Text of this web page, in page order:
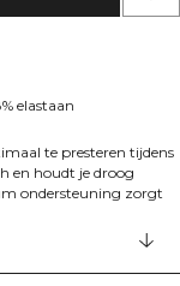
elastaan
te presteren tijdens
en houdt je droog
ondersteuning zorgt
en het breiwerk zorgen
SWEATTECH™-
op de voorkant,